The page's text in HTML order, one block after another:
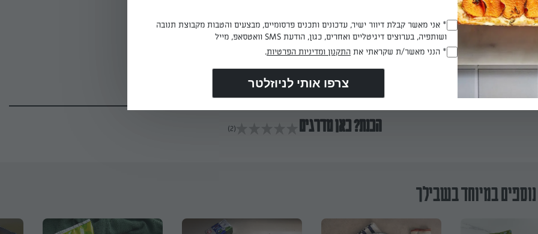
נמוכה ומניחים עליה את הסנדויץ' שיצרנו. מטגנים במשך מספר דקות עד
מזהיבה. הופכים בזהירות, מכסים את המחבת ומטגנים עד שגם הצד השני
עם שאר הפרוסות ומגישים.
הכנת? כאן מדרגים (2)
במיוחד בשבילך
(חובה)
* אני מאשר קבלת דיוור ישיר, עדכונים ותכנים פרסומיים, מבצעים והטבות מקבוצת תנובה
ושותפיה, בערוצים דיגיטליים ואחרים, כגון, הודעת SMS וואטסאפ, מייל
(חובה)
* הנני מאשר/ת שקראתי את התקנון ומדיניות הפרטיות.